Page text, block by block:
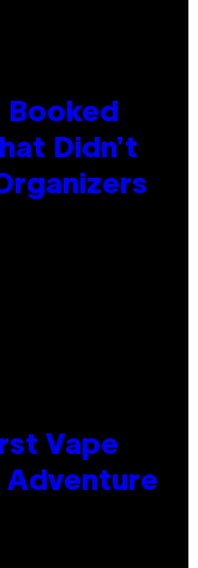
Booked
Didn’t
Vape
Adventure